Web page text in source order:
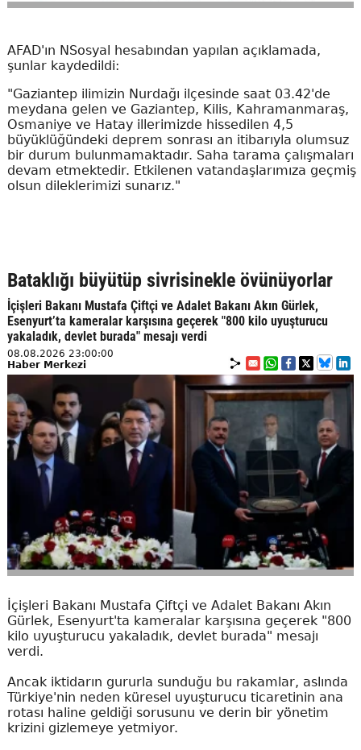
AFAD'ın NSosyal hesabından yapılan açıklamada,
şunlar kaydedildi:
"Gaziantep ilimizin Nurdağı ilçesinde saat 03.42'de
meydana gelen ve Gaziantep, Kilis, Kahramanmaraş,
Osmaniye ve Hatay illerimizde hissedilen 4,5
büyüklüğündeki deprem sonrası an itibarıyla olumsuz
bir durum bulunmamaktadır. Saha tarama çalışmaları
devam etmektedir. Etkilenen vatandaşlarımıza geçmiş
olsun dileklerimizi sunarız."
Bataklığı büyütüp sivrisinekle övünüyorlar
İçişleri Bakanı Mustafa Çiftçi ve Adalet Bakanı Akın Gürlek,
Esenyurt’ta kameralar karşısına geçerek "800 kilo uyuşturucu
yakaladık, devlet burada" mesajı verdi
08.08.2026 23:00:00
Haber Merkezi
İçişleri Bakanı Mustafa Çiftçi ve Adalet Bakanı Akın
Gürlek, Esenyurt'ta kameralar karşısına geçerek "800
kilo uyuşturucu yakaladık, devlet burada" mesajı
verdi.
Ancak iktidarın gururla sunduğu bu rakamlar, aslında
Türkiye'nin neden küresel uyuşturucu ticaretinin ana
rotası haline geldiği sorusunu ve derin bir yönetim
krizini gizlemeye yetmiyor.